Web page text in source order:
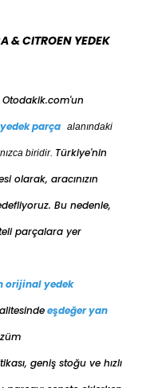
& CITROEN YEDEK
parça alanındaki
biridir. Türkiye'nin
olarak, aracınızın
Bu nedenle,
parçalara yer
orijinal yedek
eşdeğeryan
geniş stoğu ve hızlı